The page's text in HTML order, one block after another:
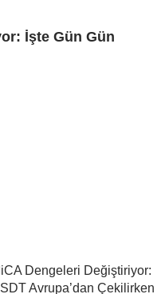
İşte Gün Gün
Dengeleri Değiştiriyor:
Avrupa’dan Çekilirken